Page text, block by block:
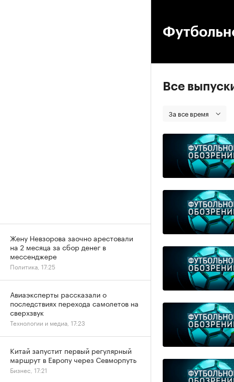
Все
За все время
Жену Невзорова заочно арестовали
на 2 месяца за сбор денег в
мессенджере
Политика, 17:25
Авиаэксперты рассказали о
последствиях перехода самолетов на
сверхзвук
Технологии и медиа, 17:23
Китай запустит первый регулярный
маршрут в Европу через Севморпуть
Бизнес, 17:21